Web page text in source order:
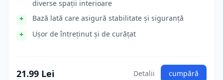
diverse spații interioare
Bază lată care asigură stabilitate și siguranță
Ușor de întreținut și de curățat
21.99 Lei Detalii cumpără